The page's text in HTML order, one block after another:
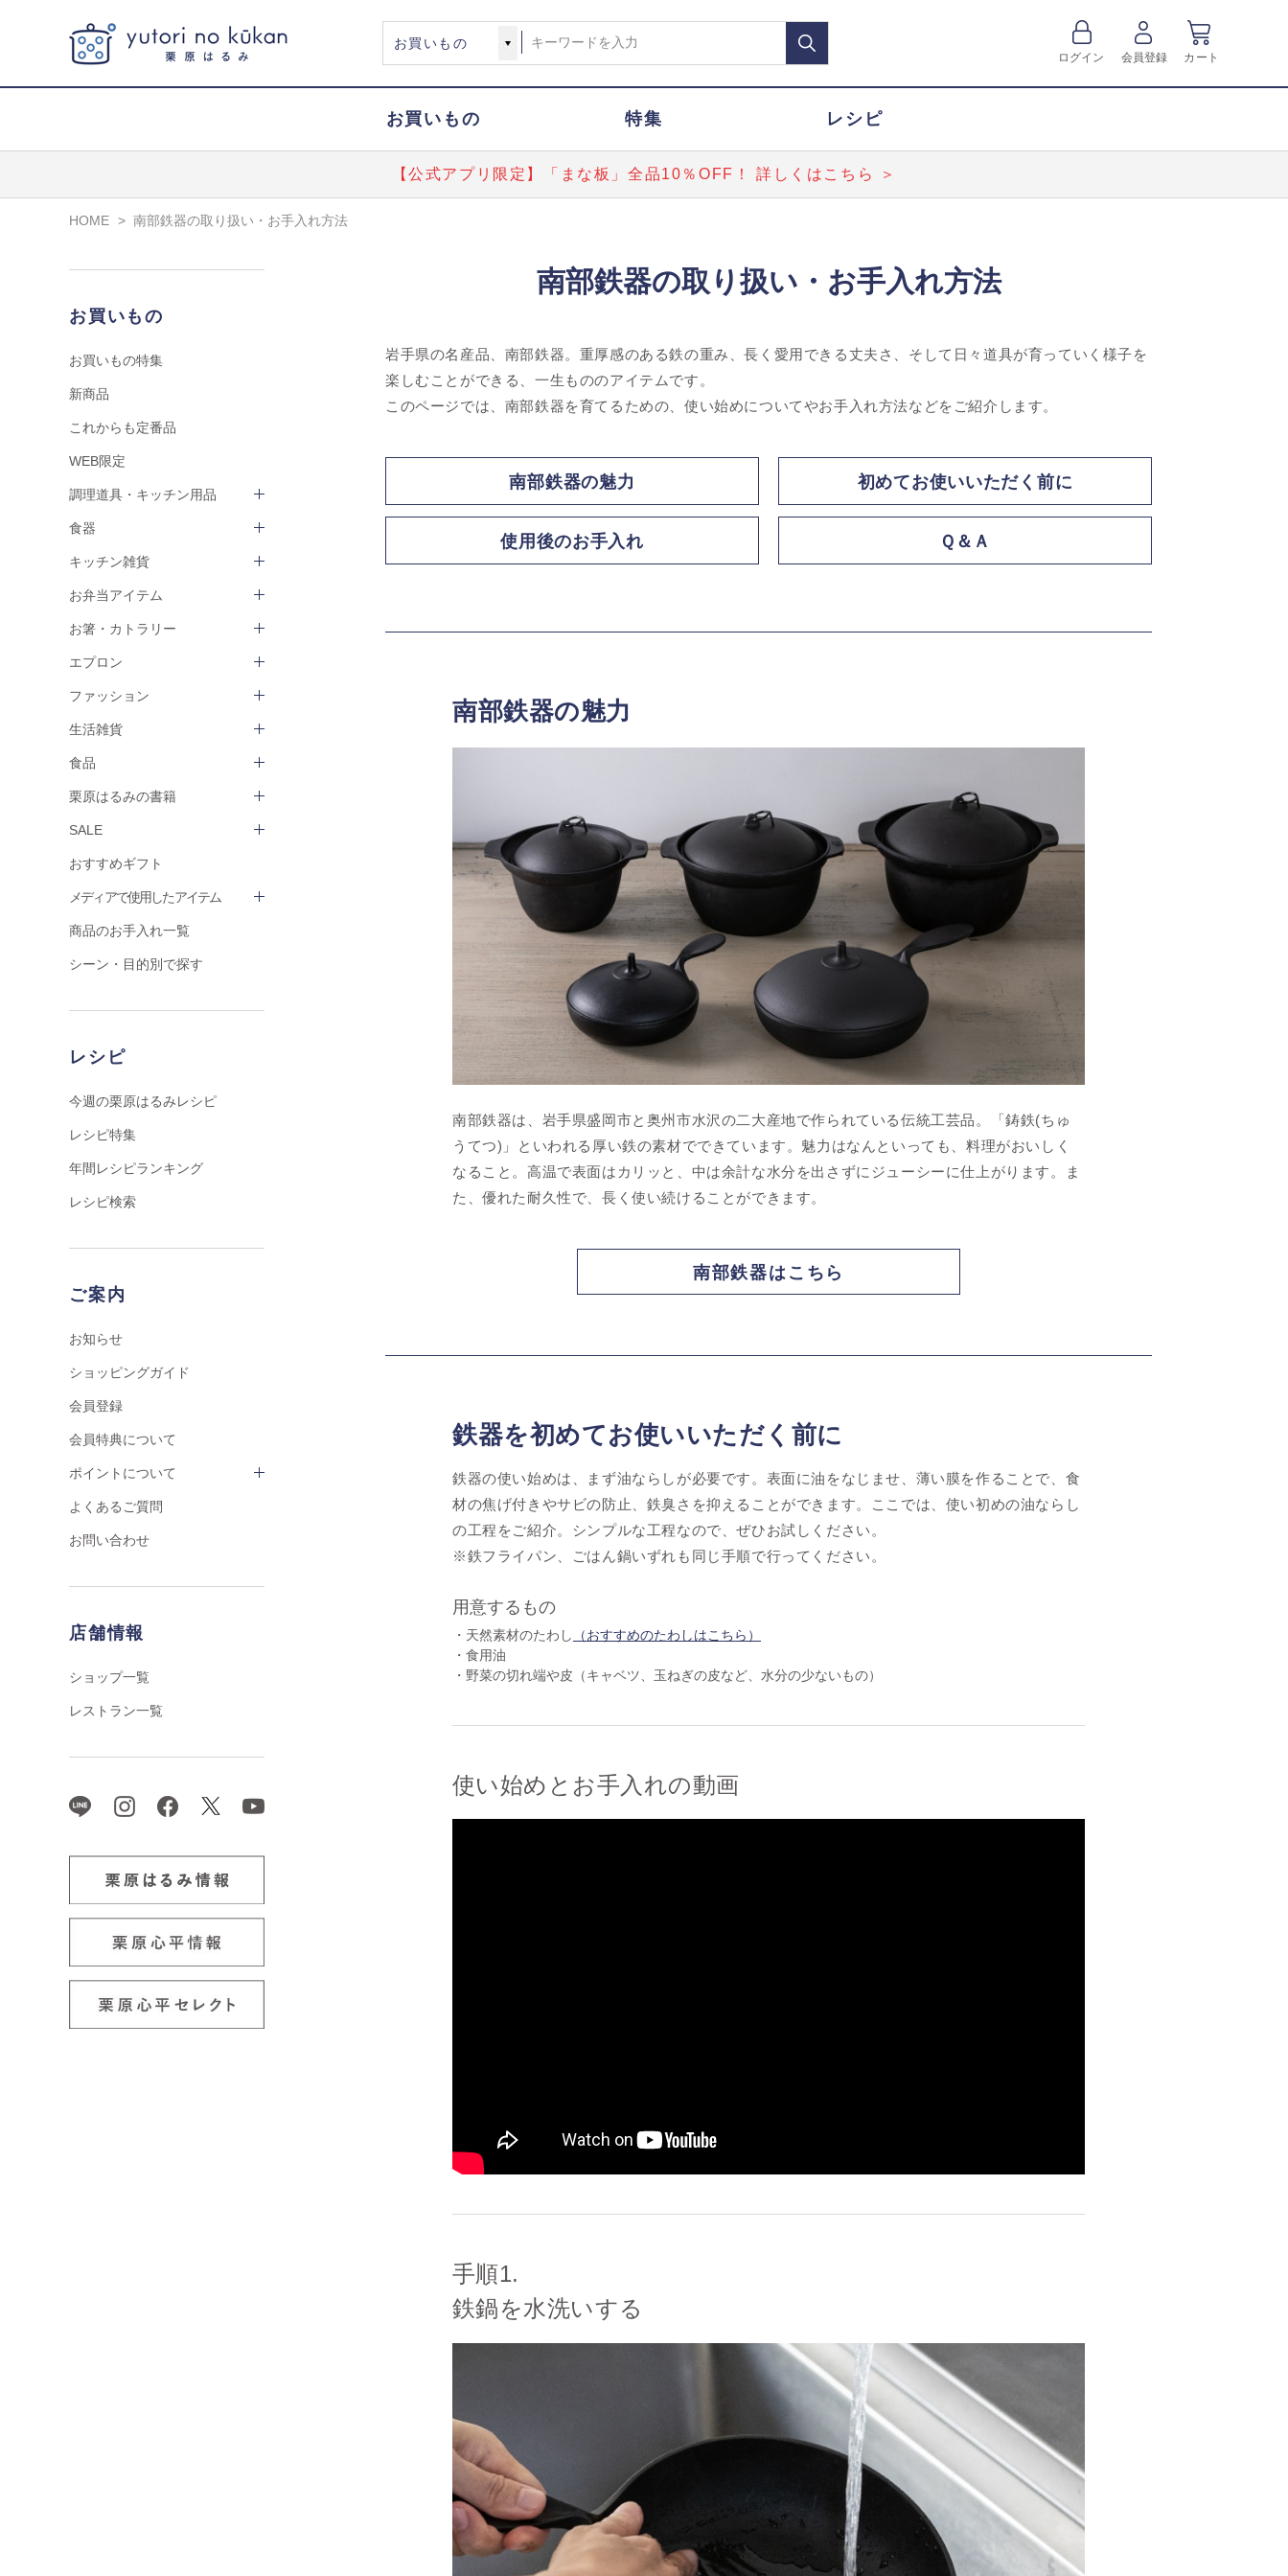
ログイン 会員登録 カート
お買いもの 特集 レシピ
【公式アプリ限定】「まな板」全品10％OFF！ 詳しくはこちら ＞
HOME > 南部鉄器の取り扱い・お手入れ方法
お買いもの
お買いもの特集
新商品
これからも定番品
WEB限定
調理道具・キッチン用品
食器
キッチン雑貨
お弁当アイテム
お箸・カトラリー
エプロン
ファッション
生活雑貨
食品
栗原はるみの書籍
SALE
おすすめギフト
メディアで使用したアイテム
商品のお手入れ一覧
シーン・目的別で探す
レシピ
今週の栗原はるみレシピ
レシピ特集
年間レシピランキング
レシピ検索
ご案内
お知らせ
ショッピングガイド
会員登録
会員特典について
ポイントについて
よくあるご質問
お問い合わせ
店舗情報
ショップ一覧
レストラン一覧
南部鉄器の取り扱い・お手入れ方法
岩手県の名産品、南部鉄器。重厚感のある鉄の重み、長く愛用できる丈夫さ、そして日々道具が育っていく様子を
楽しむことができる、一生もののアイテムです。
このページでは、南部鉄器を育てるための、使い始めについてやお手入れ方法などをご紹介します。
南部鉄器の魅力 初めてお使いいただく前に
使用後のお手入れ Ｑ＆Ａ
南部鉄器の魅力
南部鉄器は、岩手県盛岡市と奥州市水沢の二大産地で作られている伝統工芸品。「鋳鉄(ちゅ
うてつ)」といわれる厚い鉄の素材でできています。魅力はなんといっても、料理がおいしく
なること。高温で表面はカリッと、中は余計な水分を出さずにジューシーに仕上がります。ま
た、優れた耐久性で、長く使い続けることができます。
南部鉄器はこちら
鉄器を初めてお使いいただく前に
鉄器の使い始めは、まず油ならしが必要です。表面に油をなじませ、薄い膜を作ることで、食
材の焦げ付きやサビの防止、鉄臭さを抑えることができます。ここでは、使い初めの油ならし
の工程をご紹介。シンプルな工程なので、ぜひお試しください。
※鉄フライパン、ごはん鍋いずれも同じ手順で行ってください。
用意するもの
・天然素材のたわし
（おすすめのたわしはこちら）
・食用油
・野菜の切れ端や皮（キャベツ、玉ねぎの皮など、水分の少ないもの）
使い始めとお手入れの動画
手順1.
鉄鍋を水洗いする